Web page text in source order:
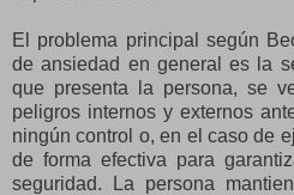
El problema principal según
de ansiedad en general es la
que presenta la persona, se
peligros internos y externos
ningún control o, en el caso de
de forma efectiva para
seguridad. La persona